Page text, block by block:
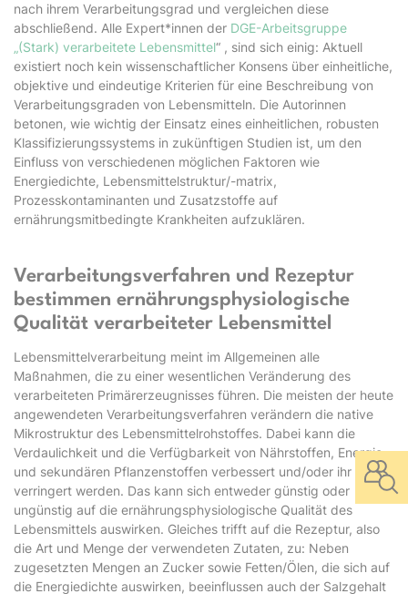
nach ihrem Verarbeitungsgrad und vergleichen diese
abschließend. Alle Expert*innen der DGE-Arbeitsgruppe
„(Stark) verarbeitete Lebensmittel“ , sind sich einig: Aktuell
existiert noch kein wissenschaftlicher Konsens über einheitliche,
objektive und eindeutige Kriterien für eine Beschreibung von
Verarbeitungsgraden von Lebensmitteln. Die Autorinnen
betonen, wie wichtig der Einsatz eines einheitlichen, robusten
Klassifizierungssystems in zukünftigen Studien ist, um den
Einfluss von verschiedenen möglichen Faktoren wie
Energiedichte, Lebensmittelstruktur/-matrix,
Prozesskontaminanten und Zusatzstoffe auf
ernährungsmitbedingte Krankheiten aufzuklären.
Verarbeitungsverfahren und Rezeptur
bestimmen ernährungsphysiologische
Qualität verarbeiteter Lebensmittel
Lebensmittelverarbeitung meint im Allgemeinen alle
Maßnahmen, die zu einer wesentlichen Veränderung des
verarbeiteten Primärerzeugnisses führen. Die meisten der heute
angewendeten Verarbeitungsverfahren verändern die native
Mikrostruktur des Lebensmittelrohstoffes. Dabei kann die
Verdaulichkeit und die Verfügbarkeit von Nährstoffen, Energie
und sekundären Pflanzenstoffen verbessert und/oder ihr Gehalt
verringert werden. Das kann sich entweder günstig oder
ungünstig auf die ernährungsphysiologische Qualität des
Lebensmittels auswirken. Gleiches trifft auf die Rezeptur, also
die Art und Menge der verwendeten Zutaten, zu: Neben
zugesetzten Mengen an Zucker sowie Fetten/Ölen, die sich auf
die Energiedichte auswirken, beeinflussen auch der Salzgehalt